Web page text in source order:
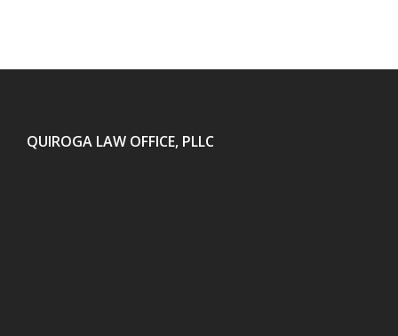
QUIROGA LAW OFFICE, PLLC